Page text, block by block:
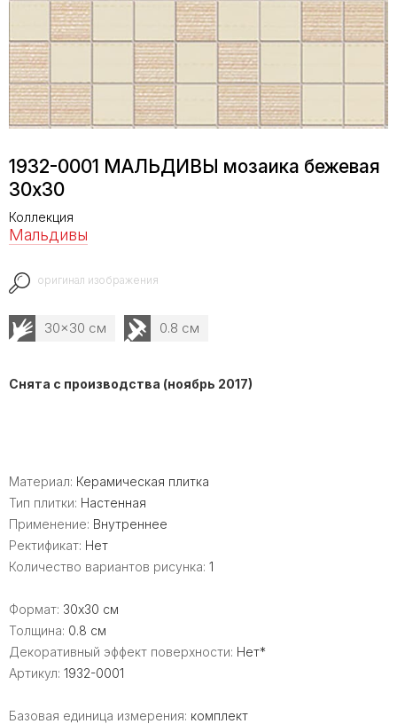
1932-0001 МАЛЬДИВЫ мозаика бежевая
30х30
Коллекция
Мальдивы
оригинал изображения
30x30 см 0.8 см
Снята с производства (ноябрь 2017)
Материал: Керамическая плитка
Тип плитки: Настенная
Применение: Внутреннее
Ректификат: Нет
Количество вариантов рисунка: 1
Формат: 30x30 см
Толщина: 0.8 см
Декоративный эффект поверхности: Нет*
Артикул: 1932-0001
Базовая единица измерения: комплект